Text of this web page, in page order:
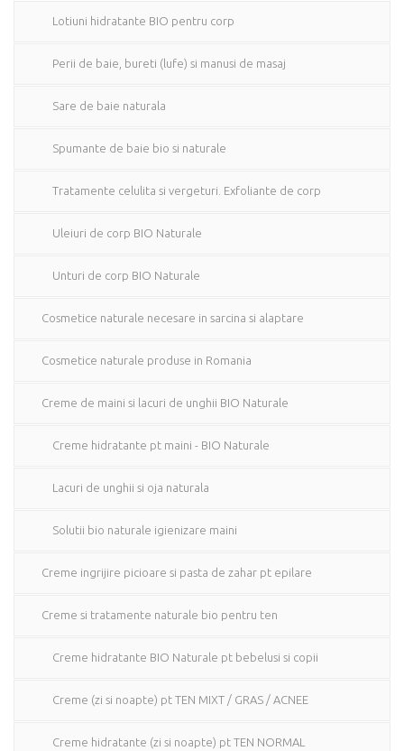
Lotiuni hidratante BIO pentru corp
Perii de baie, bureti (lufe) si manusi de masaj
Sare de baie naturala
Spumante de baie bio si naturale
Tratamente celulita si vergeturi. Exfoliante de corp
Uleiuri de corp BIO Naturale
Unturi de corp BIO Naturale
Cosmetice naturale necesare in sarcina si alaptare
Cosmetice naturale produse in Romania
Creme de maini si lacuri de unghii BIO Naturale
Creme hidratante pt maini - BIO Naturale
Lacuri de unghii si oja naturala
Solutii bio naturale igienizare maini
Creme ingrijire picioare si pasta de zahar pt epilare
Creme si tratamente naturale bio pentru ten
Creme hidratante BIO Naturale pt bebelusi si copii
Creme (zi si noapte) pt TEN MIXT / GRAS / ACNEE
Creme hidratante (zi si noapte) pt TEN NORMAL